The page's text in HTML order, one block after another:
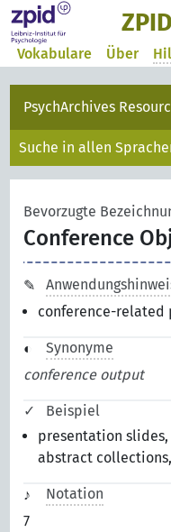
Vokabulare Über
PsychArchives
Suche in allen
Bevorzugte
Conference
conference-related
Synonyme
conference output
Beispiel
presentation
abstract
Notation
7